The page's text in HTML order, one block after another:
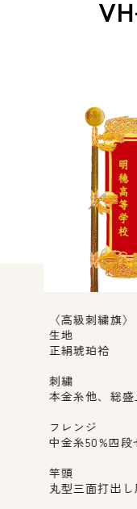
〈高級刺繍旗〉
生地
正絹琥珀袷
刺繍
本金糸他、総
フレンジ
中金糸50%四段
竿頭
丸型三面打出